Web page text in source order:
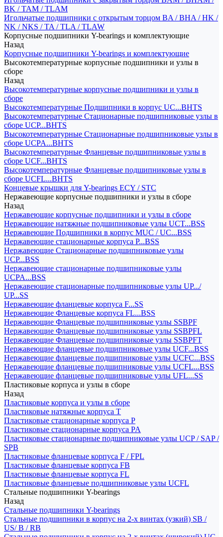
BK / TAM / TLAM
Игольчатые подшипники с открытым торцом BA / BHA / HK /
NK / NKS / TA / TLA / TLAW
Корпусные подшипники Y-bearings и комплектующие
Назад
Корпусные подшипники Y-bearings и комплектующие
Высокотемпературные корпусные подшипники и узлы в
сборе
Назад
Высокотемпературные корпусные подшипники и узлы в
сборе
Высокотемпературные Подшипники в корпус UC...BHTS
Высокотемпературные Стационарные подшипниковые узлы в
сборе UCP...BHTS
Высокотемпературные Стационарные подшипниковые узлы в
сборе UCPA...BHTS
Высокотемпературные Фланцевые подшипниковые узлы в
сборе UCF...BHTS
Высокотемпературные Фланцевые подшипниковые узлы в
сборе UCFL...BHTS
Концевые крышки для Y-bearings ECY / STC
Нержавеющие корпусные подшипники и узлы в сборе
Назад
Нержавеющие корпусные подшипники и узлы в сборе
Нержавеющие натяжные подшипниковые узлы UCT...BSS
Нержавеющие Подшипники в корпус MUC / UC...BSS
Нержавеющие стационарные корпуса P...BSS
Нержавеющие Стационарные подшипниковые узлы
UCP...BSS
Нержавеющие стационарные подшипниковые узлы
UCPA...BSS
Нержавеющие стационарные подшипниковые узлы UP.../
UP...SS
Нержавеющие фланцевые корпуса F...SS
Нержавеющие Фланцевые корпуса FL...BSS
Нержавеющие Фланцевые подшипниковые узлы SSBPF
Нержавеющие Фланцевые подшипниковые узлы SSBPFL
Нержавеющие Фланцевые подшипниковые узлы SSBPFT
Нержавеющие фланцевые подшипниковые узлы UCF...BSS
Нержавеющие фланцевые подшипниковые узлы UCFC...BSS
Нержавеющие фланцевые подшипниковые узлы UCFL...BSS
Нержавеющие фланцевые подшипниковые узлы UFL...SS
Пластиковые корпуса и узлы в сборе
Назад
Пластиковые корпуса и узлы в сборе
Пластиковые натяжные корпуса T
Пластиковые стационарные корпуса P
Пластиковые стационарные корпуса PA
Пластиковые стационарные подшипниковые узлы UCP / SAP /
SPB
Пластиковые фланцевые корпуса F / FPL
Пластиковые фланцевые корпуса FB
Пластиковые фланцевые корпуса FL
Пластиковые фланцевые подшипниковые узлы UCFL
Стальные подшипники Y-bearings
Назад
Стальные подшипники Y-bearings
Стальные подшипники в корпус на 2-х винтах (узкий) SB /
US/ B / RB